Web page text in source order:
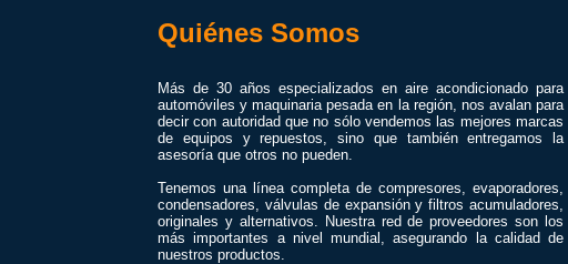
Quiénes Somos
Más de 30 años especializados en aire acondicionado para
automóviles y maquinaria pesada en la región, nos avalan para
decir con autoridad que no sólo vendemos las mejores marcas
de equipos y repuestos, sino que también entregamos la
asesoría que otros no pueden.
Tenemos una línea completa de compresores, evaporadores,
condensadores, válvulas de expansión y filtros acumuladores,
originales y alternativos. Nuestra red de proveedores son los
más importantes a nivel mundial, asegurando la calidad de
nuestros productos.